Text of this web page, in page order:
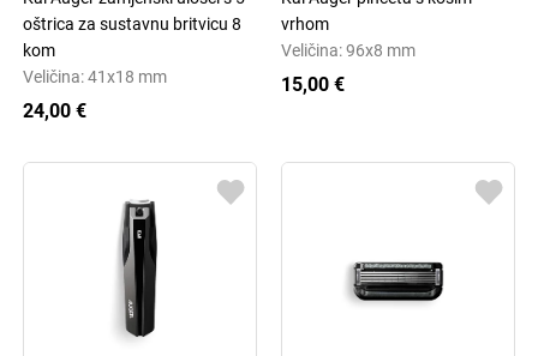
oštrica za sustavnu britvicu 8
kom
Veličina: 41x18 mm
24,00 €
vrhom
Veličina: 96x8 mm
15,00 €